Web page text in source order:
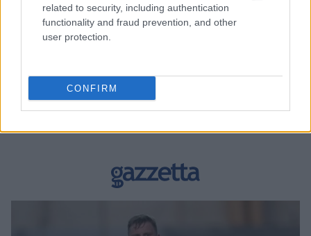
related to security, including authentication
functionality and fraud prevention, and other
user protection.
CONFIRM
BEST OF INTERNET